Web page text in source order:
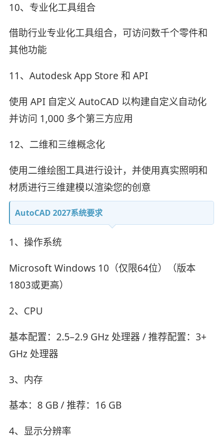
10、专业化工具组合
借助行业专业化工具组合，可访问数千个零件和
其他功能
11、Autodesk App Store 和 API
使用 API 自定义 AutoCAD 以构建自定义自动化
并访问 1,000 多个第三方应用
12、二维和三维概念化
使用二维绘图工具进行设计，并使用真实照明和
材质进行三维建模以渲染您的创意
AutoCAD 2027系统要求
1、操作系统
Microsoft Windows 10（仅限64位）（版本
1803或更高）
2、CPU
基本配置：2.5–2.9 GHz 处理器 / 推荐配置：3+
GHz 处理器
3、内存
基本：8 GB / 推荐：16 GB
4、显示分辨率